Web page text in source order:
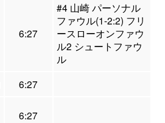
6:27
#4 山崎 パーソナル
ファウル(1-2:2) フリ
ースローオンファウ
ル2 シュートファウ
ル
6:27
6:27